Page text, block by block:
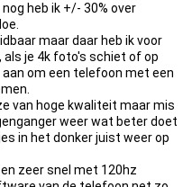
heb ik +/- 30% over
maar daar heb ik voor
als je 4k foto's schiet of op
om een telefoon met een
van hoge kwaliteit maar mis
weer wat beter doet
in het donker juist weer op
zeer snel met 120hz